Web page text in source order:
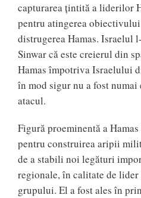
capturarea țintită a liderilor
pentru atingerea
distrugerea Hamas. Israelul
Sinwar că este creierul din
Hamas împotriva Israelului
în mod sigur nu a fost
atacul.
Figură proeminentă a
pentru construirea aripii
de a stabili noi legături
regionale, în calitate de
grupului. El a fost ales în